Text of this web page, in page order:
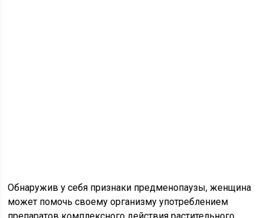
Обнаружив у себя признаки предменопаузы, женщина
может помочь своему организму употреблением